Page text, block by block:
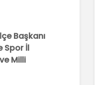
Başkanı
Spor İl
Milli